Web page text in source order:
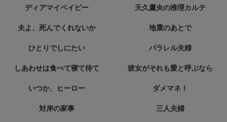
ディアマイベイビー 天久鷹央の推理カルテ
夫よ、死んでくれないか 地震のあとで
ひとりでしにたい パラレル夫婦
しあわせは食べて寝て待て 彼女がそれも愛と呼ぶなら
いつか、ヒーロー ダメマネ！
対岸の家事 三人夫婦